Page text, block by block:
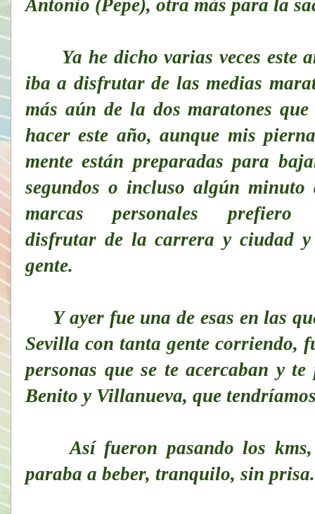
Antonio (Pepe), otra más para la
Ya he dicho varias veces este
iba a disfrutar de las medias
más aún de la dos maratones
hacer este año, aunque mis
mente están preparadas para
segundos o incluso algún minuto
marcas personales prefiero
disfrutar de la carrera y ciudad y
gente.
Y ayer fue una de esas en las
Sevilla con tanta gente corriendo,
personas que se te acercaban y
Benito y Villanueva, que
Así fueron pasando los kms,
paraba a beber, tranquilo, sin